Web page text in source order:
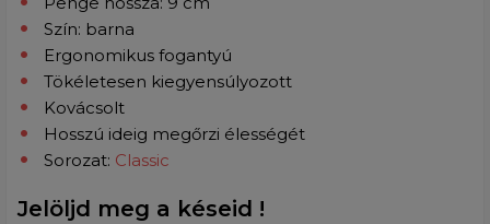
Szín: barna
Ergonomikus fogantyú
Tökéletesen kiegyensúlyozott
Kovácsolt
Hosszú ideig megőrzi élességét
Sorozat: Classic
Jelöljd meg a késeid !